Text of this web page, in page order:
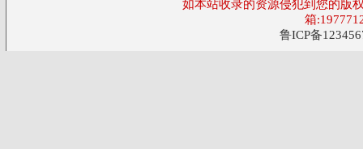
如本站收录的资源侵犯到您的版
箱
鲁ICP备